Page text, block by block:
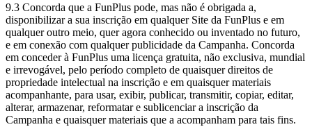
9.3 Concorda que a FunPlus pode, mas não é obrigada a,
disponibilizar a sua inscrição em qualquer Site da FunPlus e em
qualquer outro meio, quer agora conhecido ou inventado no futuro,
e em conexão com qualquer publicidade da Campanha. Concorda
em conceder à FunPlus uma licença gratuita, não exclusiva, mundial
e irrevogável, pelo período completo de quaisquer direitos de
propriedade intelectual na inscrição e em quaisquer materiais
acompanhante, para usar, exibir, publicar, transmitir, copiar, editar,
alterar, armazenar, reformatar e sublicenciar a inscrição da
Campanha e quaisquer materiais que a acompanham para tais fins.